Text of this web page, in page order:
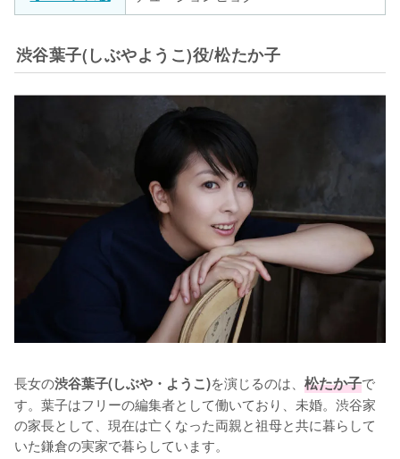
渋谷葉子(しぶやようこ)役/松たか子
長女の渋谷葉子(しぶや・ようこ)を演じるのは、 松たか子で
す。葉子はフリーの編集者として働いており、未婚。渋谷家
の家長として、現在は亡くなった両親と祖母と共に暮らして
いた鎌倉の実家で暮らしています。